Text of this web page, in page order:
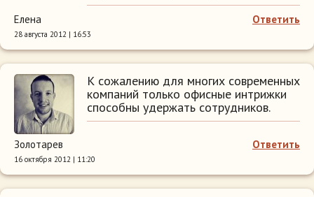
Ответить
Елена
28 августа 2012 | 16:53
К сожалению для многих современных
компаний только офисные интрижки
способны удержать сотрудников.
Ответить
Золотарев
16 октября 2012 | 11:20